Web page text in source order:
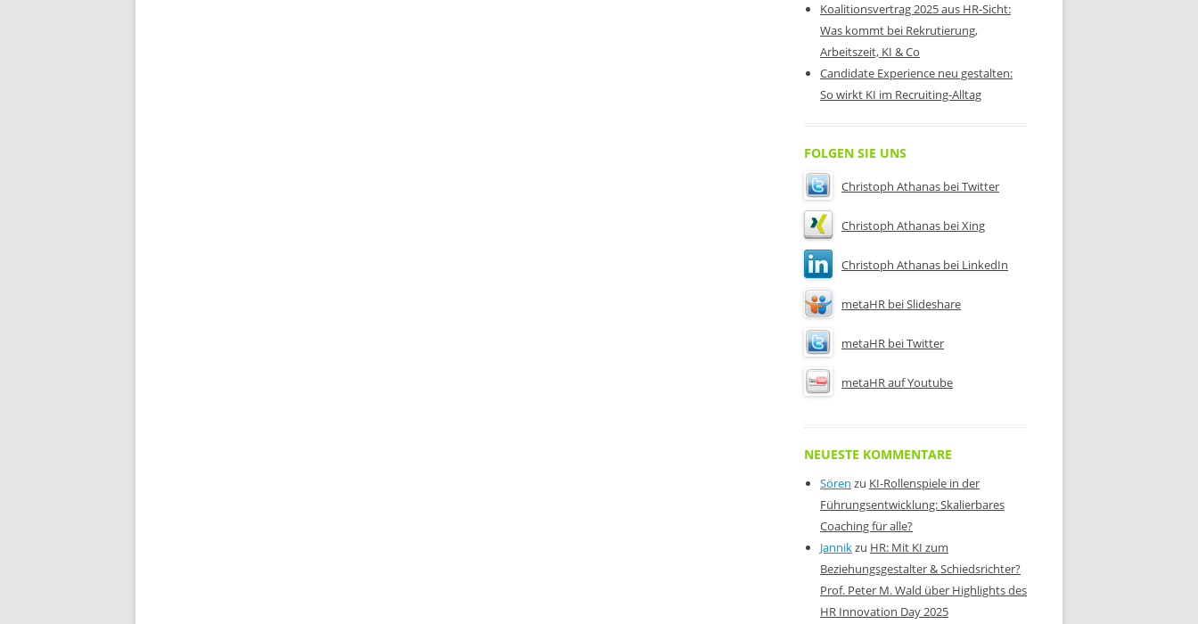
Koalitionsvertrag 2025 aus HR-Sicht:
Was kommt bei Rekrutierung,
Arbeitszeit, KI & Co
Candidate Experience neu gestalten:
So wirkt KI im Recruiting-Alltag
FOLGEN SIE UNS
Christoph Athanas bei Twitter
Christoph Athanas bei Xing
Christoph Athanas bei LinkedIn
metaHR bei Slideshare
metaHR bei Twitter
metaHR auf Youtube
NEUESTE KOMMENTARE
Sören zu KI-Rollenspiele in der
Führungsentwicklung: Skalierbares
Coaching für alle?
Jannikzu HR: Mit KI zum
Beziehungsgestalter & Schiedsrichter?
Prof. Peter M. Wald über Highlights des
HR Innovation Day 2025